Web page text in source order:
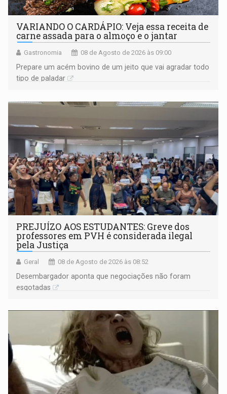
VARIANDO O CARDÁPIO: Veja essa receita de
carne assada para o almoço e o jantar
Gastronomia 08 de Agosto de 2026 às 09:00
Prepare um acém bovino de um jeito que vai agradar todo
tipo de paladar
PREJUÍZO AOS ESTUDANTES: Greve dos
professores em PVH é considerada ilegal
pela Justiça
Geral 08 de Agosto de 2026 às 08:52
Desembargador aponta que negociações não foram
esgotadas